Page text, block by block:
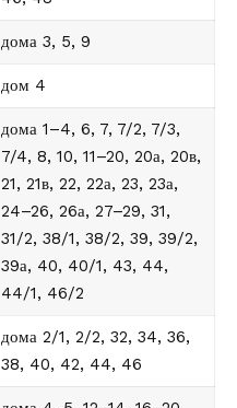
дома 3, 5, 9
дом 4
дома 1–4, 6, 7, 7/2, 7/3,
7/4, 8, 10, 11–20, 20а, 20в,
21, 21в, 22, 22а, 23, 23а,
24–26, 26а, 27–29, 31,
31/2, 38/1, 38/2, 39, 39/2,
39а, 40, 40/1, 43, 44,
44/1, 46/2
дома 2/1, 2/2, 32, 34, 36,
38, 40, 42, 44, 46